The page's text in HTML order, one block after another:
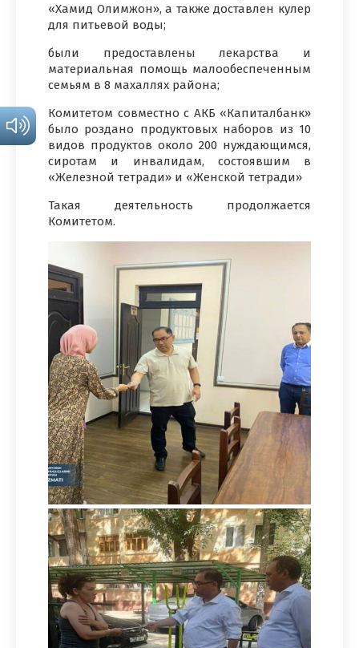
«Хамид Олимжон», а также доставлен кулер
для питьевой воды;
были предоставлены лекарства и
материальная помощь малообеспеченным
семьям в 8 махаллях района;
Комитетом совместно с АКБ «Капиталбанк»
было роздано продуктовых наборов из 10
видов продуктов около 200 нуждающимся,
сиротам и инвалидам, состоявшим в
«Железной тетради» и «Женской тетради»
Такая деятельность продолжается
Комитетом.